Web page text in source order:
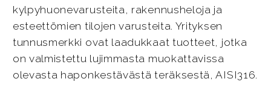
kylpyhuonevarusteita, rakennusheloja ja
esteettömien tilojen varusteita. Yrityksen
tunnusmerkki ovat laadukkaat tuotteet, jotka
on valmistettu lujimmasta muokattavissa
olevasta haponkestävästä teräksestä, AISI316.